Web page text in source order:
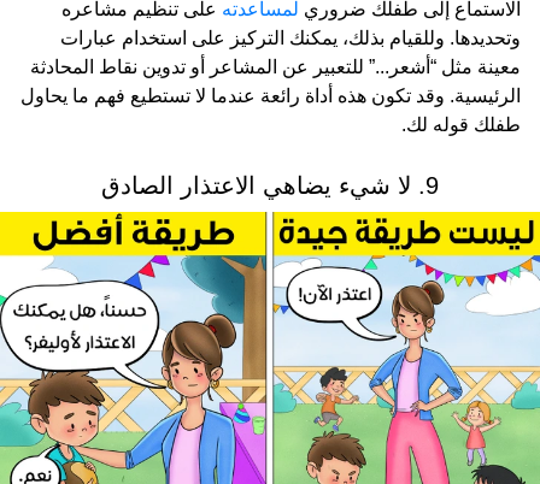
الاستماع إلى طفلك ضروري لمساعدته على تنظيم مشاعره
وتحديدها. وللقيام بذلك، يمكنك التركيز على استخدام عبارات
معينة مثل “أشعر...” للتعبير عن المشاعر أو تدوين نقاط المحادثة
الرئيسية. وقد تكون هذه أداة رائعة عندما لا تستطيع فهم ما يحاول
طفلك قوله لك.
9. لا شيء يضاهي الاعتذار الصادق